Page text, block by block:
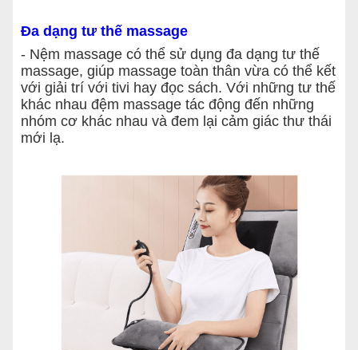
Đa dạng tư thế massage
- Nệm massage có thể sử dụng đa dạng tư thế
massage, giúp massage toàn thân vừa có thể kết
với giải trí với tivi hay đọc sách. Với những tư thế
khác nhau đệm massage tác động đến những
nhóm cơ khác nhau và đem lại cảm giác thư thái
mới lạ.